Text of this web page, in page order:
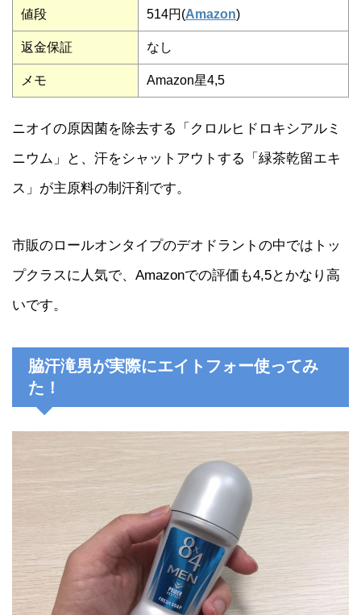
値段 514円(Amazon)
返金保証 なし
メモ Amazon星4,5
ニオイの原因菌を除去する「クロルヒドロキシアルミ
ニウム」と、汗をシャットアウトする「緑茶乾留エキ
ス」が主原料の制汗剤です。
市販のロールオンタイプのデオドラントの中ではトッ
プクラスに人気で、Amazonでの評価も4,5とかなり高
いです。
脇汗滝男が実際にエイトフォー使ってみ
た！